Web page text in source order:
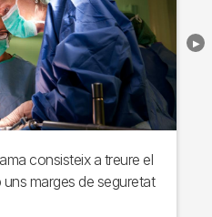
consisteix a treure el
marges de seguretat